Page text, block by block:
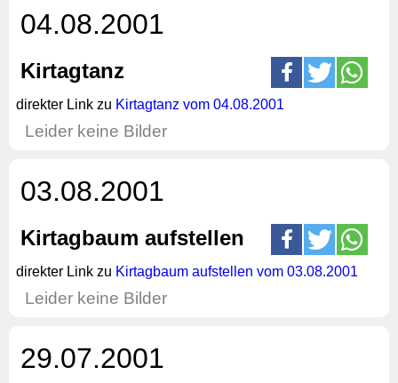
04.08.2001
Kirtagtanz
direkter Link zu Kirtagtanz vom 04.08.2001
Leider keine Bilder
03.08.2001
Kirtagbaum aufstellen
direkter Link zu Kirtagbaum aufstellen vom 03.08.2001
Leider keine Bilder
29.07.2001